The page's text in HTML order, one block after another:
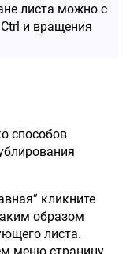
листа можно с
и вращения
способов
кликните
образом
листа.
меню страницу